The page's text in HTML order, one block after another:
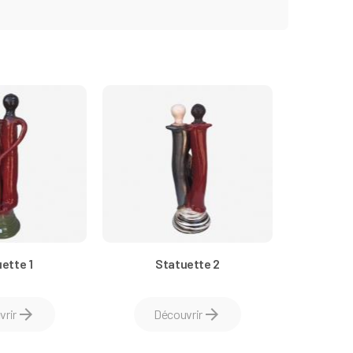
1
arrow_forward
Statuette 2
Découvrirarrow_forward